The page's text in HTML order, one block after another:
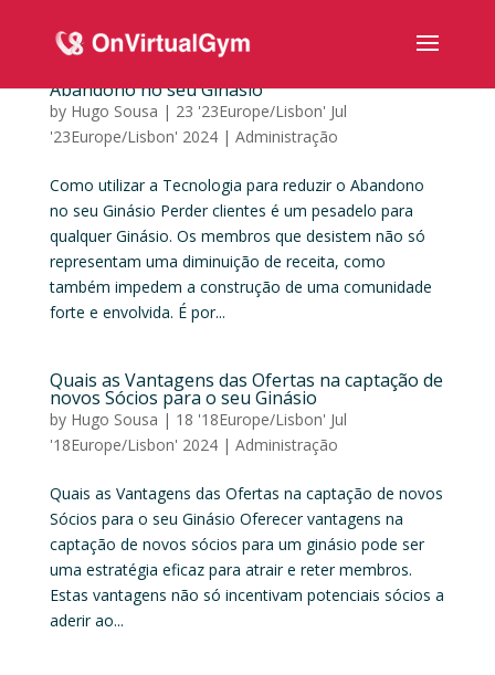
Abandono no seu Ginásio
by Hugo Sousa | 23 '23Europe/Lisbon' Jul
'23Europe/Lisbon' 2024| Administração
Como utilizar a Tecnologia para reduzir o Abandono
no seu Ginásio Perder clientes é um pesadelo para
qualquer Ginásio. Os membros que desistem não só
representam uma diminuição de receita, como
também impedem a construção de uma comunidade
forte e envolvida. É por...
Quais as Vantagens das Ofertas na captação de
novos Sócios para o seu Ginásio
by Hugo Sousa | 18 '18Europe/Lisbon' Jul
'18Europe/Lisbon' 2024| Administração
Quais as Vantagens das Ofertas na captação de novos
Sócios para o seu Ginásio Oferecer vantagens na
captação de novos sócios para um ginásio pode ser
uma estratégia eficaz para atrair e reter membros.
Estas vantagens não só incentivam potenciais sócios a
aderir ao...